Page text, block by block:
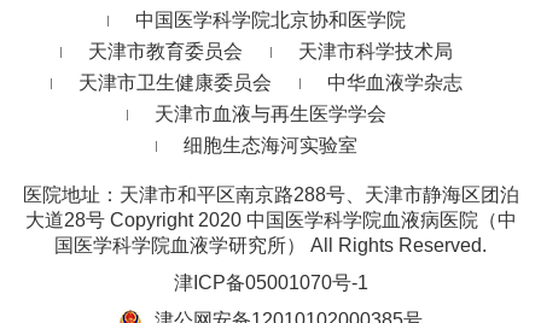
中国医学科学院北京协和医学院
天津市教育委员会
天津市科学技术局
天津市卫生健康委员会
中华血液学杂志
天津市血液与再生医学学会
细胞生态海河实验室
医院地址：天津市和平区南京路288号、天津市静海区团泊
大道28号 Copyright 2020 中国医学科学院血液病医院（中
国医学科学院血液学研究所） All Rights Reserved.
津ICP备05001070号-1